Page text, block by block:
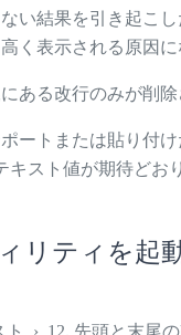
い結果を引き起こ
く表示される原因に
ある改行のみが削除
ートまたは貼り付
キスト値が期待どお
リティを起
ト › 12. 先頭と末尾